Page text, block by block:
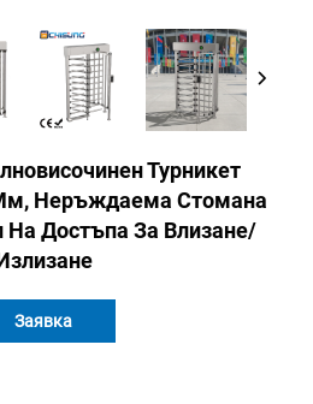
Турникет
Неръждаема Стомана
На Достъпа За Влизане/
Заявка